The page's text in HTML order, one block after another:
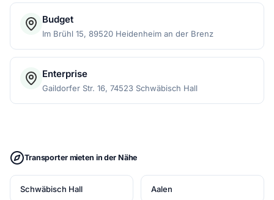
Budget
Im Brühl 15, 89520 Heidenheim an der Brenz
Enterprise
Gaildorfer Str. 16, 74523 Schwäbisch Hall
Transporter mieten in der Nähe
Schwäbisch Hall Aalen